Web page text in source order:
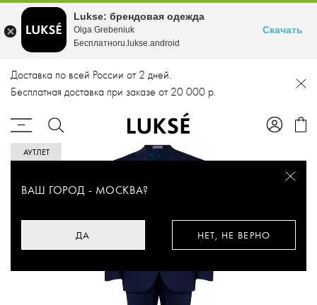
Доставка по всей России от 2 дней.
Бесплатная доставка при заказе от 20 000 р.
ВАШ ГОРОД - МОСКВА?
ДА НЕТ, НЕ ВЕРНО
АУТЛЕТ
Lukse: брендовая одежда
Olga Grebeniuk
Бесплатноru.lukse.android
Скачать